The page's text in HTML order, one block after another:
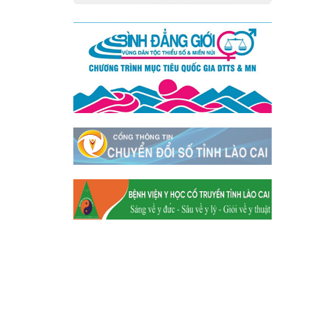
Quang
Xã Tằng Loỏng
Xã Gia Phú
Xã Mường
Hum
Xã Y Tý
Xã A Mú Sung
Xã Trịnh Tường
Xã Nậm Chày
Xã Bản Xèo
Xã Bát Xát
Xã Võ Lao
Xã Khánh Yên
Xã Văn Bàn
Xã Dương Quỳ